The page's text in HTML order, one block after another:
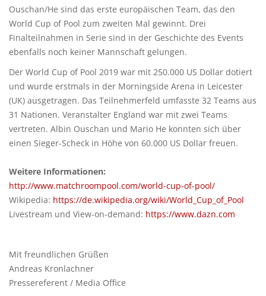
Ouschan/He sind das erste europäischen Team, das den
World Cup of Pool zum zweiten Mal gewinnt. Drei
Finalteilnahmen in Serie sind in der Geschichte des Events
ebenfalls noch keiner Mannschaft gelungen.
Der World Cup of Pool 2019 war mit 250.000 US Dollar dotiert
und wurde erstmals in der Morningside Arena in Leicester
(UK) ausgetragen. Das Teilnehmerfeld umfasste 32 Teams aus
31 Nationen. Veranstalter England war mit zwei Teams
vertreten. Albin Ouschan und Mario He konnten sich über
einen Sieger-Scheck in Höhe von 60.000 US Dollar freuen.
Weitere Informationen:
http://www.matchroompool.com/world-cup-of-pool/
Wikipedia: https://de.wikipedia.org/wiki/World_Cup_of_Pool
Livestream und View-on-demand: https://www.dazn.com
Mit freundlichen Grüßen
Andreas Kronlachner
Pressereferent / Media Office